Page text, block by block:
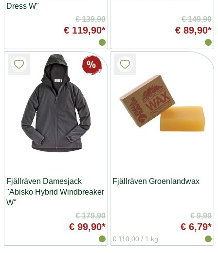
Dress W"
€ 139,90
€ 119,90*
€ 149,90
€ 89,90*
Fjällräven Damesjack
"Abisko Hybrid Windbreaker
W"
€ 179,90
€ 99,90*
Fjällräven Groenlandwax
€ 9,90
€ 6,79*
€ 110,00 / 1 kg